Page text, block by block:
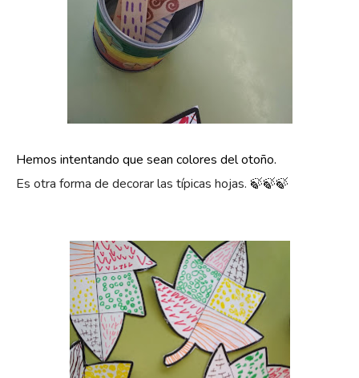
Hemos intentando que sean colores del otoño.
Es otra forma de decorar las típicas hojas. 🍃🍃🍃